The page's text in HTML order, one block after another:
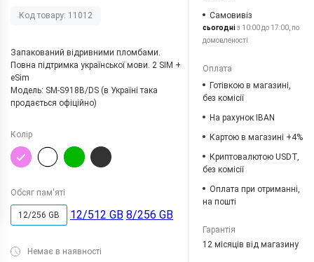
Код товару: 11012
Запакований відривними пломбами.
Повна підтримка української мови. 2 SIM +
eSim
Модель: SM-S918B/DS (в Україні така
продається офіційно)
Колір
Обсяг пам'яті
12/256 GB 12/512 GB 8/256 GB
Немає в наявності
Самовивіз
сьогодніз 10:00 до 17:00, по
домовленості
Оплата
Готівкою в магазині,
без комісії
На рахунок IBAN
Картою в магазині +4%
Криптовалютою USDT,
без комісії
Оплата при отриманні,
на пошті
Гарантія
12 місяців від магазину